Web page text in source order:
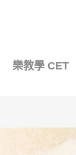
樂教學 CET